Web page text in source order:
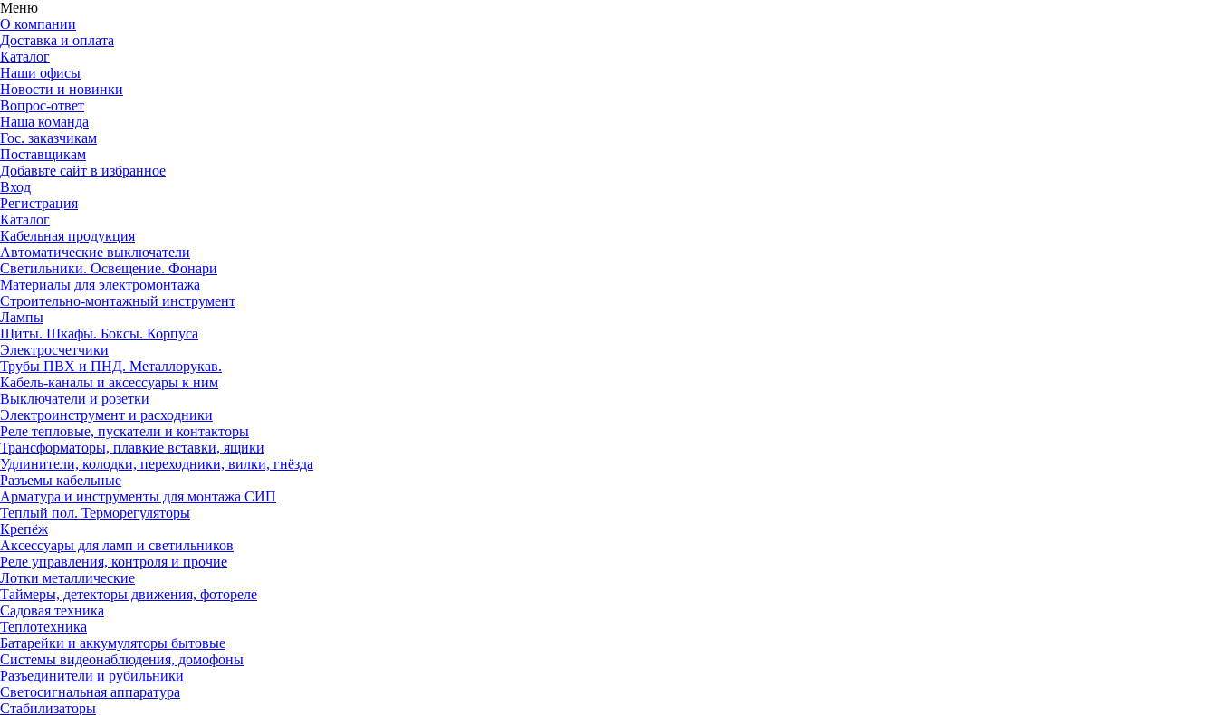
Меню
О компании
Доставка и оплата
Каталог
Наши офисы
Новости и новинки
Вопрос-ответ
Наша команда
Гос. заказчикам
Поставщикам
Добавьте сайт в избранное
Вход
Регистрация
Каталог
Кабельная продукция
Автоматические выключатели
Светильники. Освещение. Фонари
Материалы для электромонтажа
Строительно-монтажный инструмент
Лампы
Щиты. Шкафы. Боксы. Корпуса
Электросчетчики
Трубы ПВХ и ПНД. Металлорукав.
Кабель-каналы и аксессуары к ним
Выключатели и розетки
Электроинструмент и расходники
Реле тепловые, пускатели и контакторы
Трансформаторы, плавкие вставки, ящики
Удлинители, колодки, переходники, вилки, гнёзда
Разъемы кабельные
Арматура и инструменты для монтажа СИП
Теплый пол. Терморегуляторы
Крепёж
Аксессуары для ламп и светильников
Реле управления, контроля и прочие
Лотки металлические
Таймеры, детекторы движения, фотореле
Садовая техника
Теплотехника
Батарейки и аккумуляторы бытовые
Системы видеонаблюдения, домофоны
Разъединители и рубильники
Светосигнальная аппаратура
Стабилизаторы